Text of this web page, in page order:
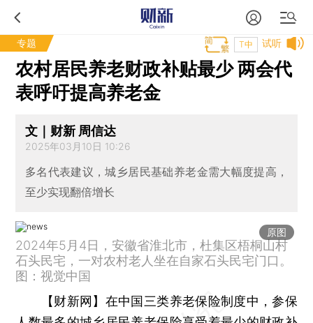
专题 试听
T中
农村居民养老财政补贴最少 两会代
表呼吁提高养老金
文｜财新 周信达
2025年03月10日 10:26
多名代表建议，城乡居民基础养老金需大幅度提高，
至少实现翻倍增长
原图
2024年5月4日，安徽省淮北市，杜集区梧桐山村
石头民宅，一对农村老人坐在自家石头民宅门口。
图：视觉中国
【财新网】 在中国三类养老保险制度中，参保